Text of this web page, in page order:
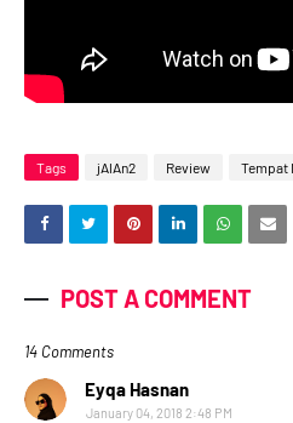
Tags jAlAn2 Review Tempat
POST A COMMENT
14 Comments
Eyqa Hasnan
January 04, 2018 2:48 PM